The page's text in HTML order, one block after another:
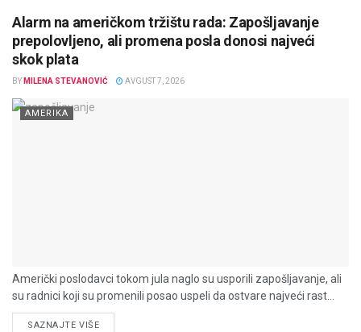
Alarm na američkom tržištu rada: Zapošljavanje
prepolovljeno, ali promena posla donosi najveći
skok plata
BY MILENA STEVANOVIĆ AVGUST 7, 2026
AMERIKA
Američki poslodavci tokom jula naglo su usporili zapošljavanje, ali
su radnici koji su promenili posao uspeli da ostvare najveći rast...
SAZNAJTE VIŠEDETAILS